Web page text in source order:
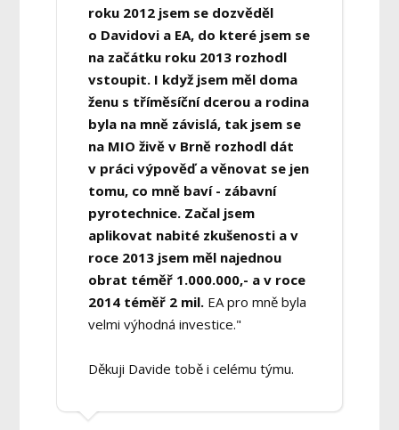
roku 2012 jsem se dozvěděl
o Davidovi a EA, do které jsem se
na začátku roku 2013 rozhodl
vstoupit. I když jsem měl doma
ženu s tříměsíční dcerou a rodina
byla na mně závislá, tak jsem se
na MIO živě v Brně rozhodl dát
v práci výpověď a věnovat se jen
tomu, co mně baví - zábavní
pyrotechnice. Začal jsem
aplikovat nabité zkušenosti a v
roce 2013 jsem měl najednou
obrat téměř 1.000.000,- a v roce
2014 téměř 2 mil. EA pro mně byla
velmi výhodná investice."
Děkuji Davide tobě i celému týmu.